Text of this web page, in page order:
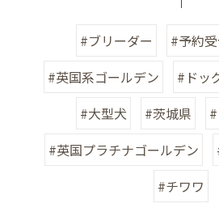
#ブリーダー #予約
#英国系ゴールデン
#ドッ
#大型犬
#茨城県
#英国プラチナゴールデン
#チワワ